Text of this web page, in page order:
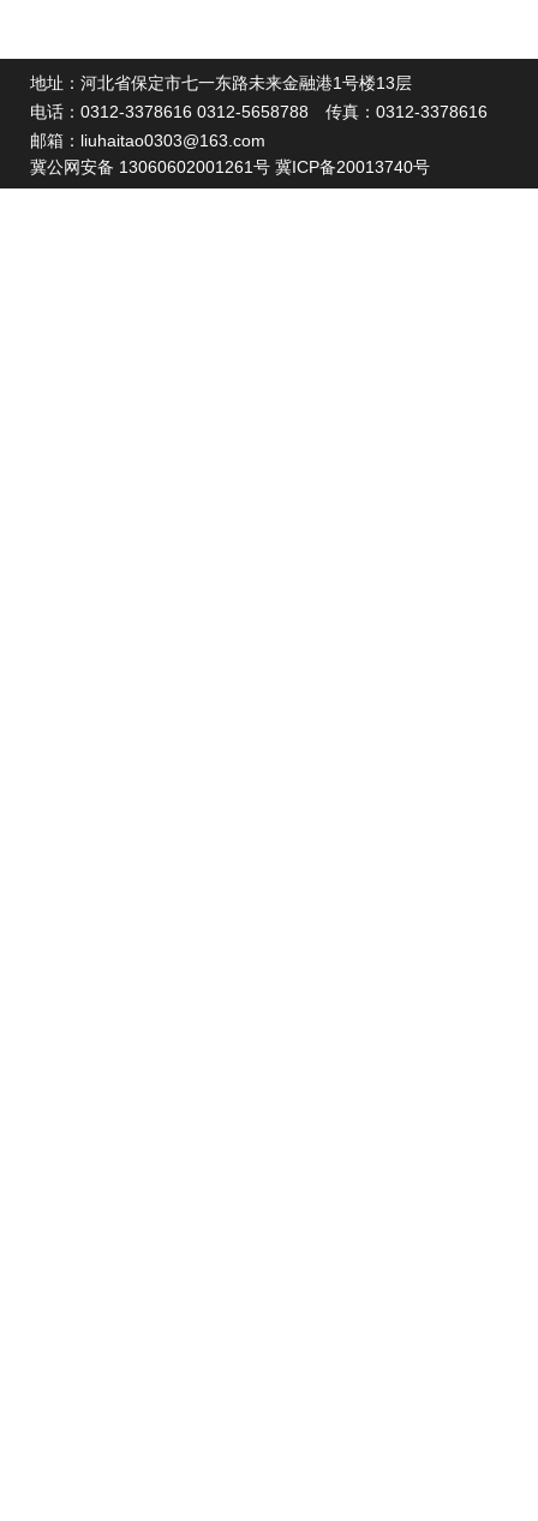
地址：河北省保定市七一东路未来金融港1号楼13层
电话： 0312-3378616 0312-5658788 传真：0312-3378616
邮箱： liuhaitao0303@163.com
冀公网安备 13060602001261号 冀ICP备20013740号